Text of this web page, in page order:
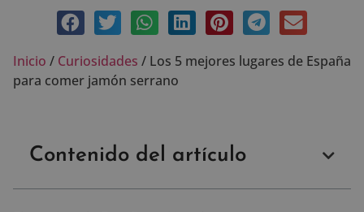
Inicio / Curiosidades / Los 5 mejores lugares de España
para comer jamón serrano
Contenido del artículo